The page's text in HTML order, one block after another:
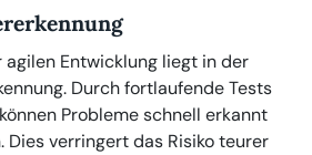
Entwicklung liegt in der
Durch fortlaufende Tests
Probleme schnell erkannt
Dies verringert das Risiko teurer